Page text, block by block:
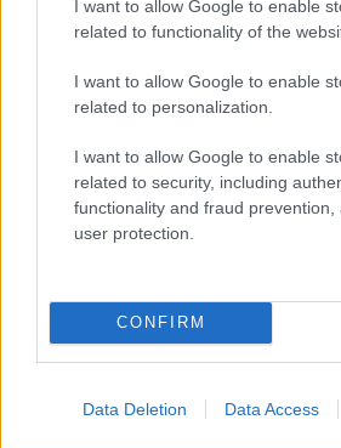
I want to allow Google to enable
related to functionality of the
I want to allow Google to enable
related to personalization.
I want to allow Google to enable
related to security, including
functionality and fraud prevention,
user protection.
CONFIRM
Data Deletion Data Access